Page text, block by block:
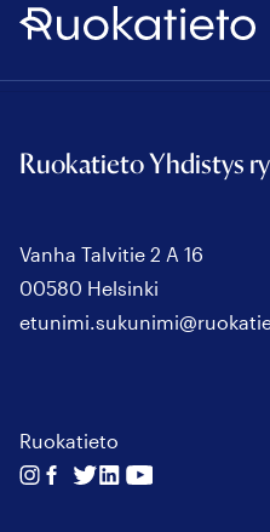
Ruokatieto
Ruokatieto Yhdistys ry
Vanha Talvitie 2 A 16
00580 Helsinki
Ruokatieto
Seuraa
Seuraa
Seuraa
SeuraaSeuraa